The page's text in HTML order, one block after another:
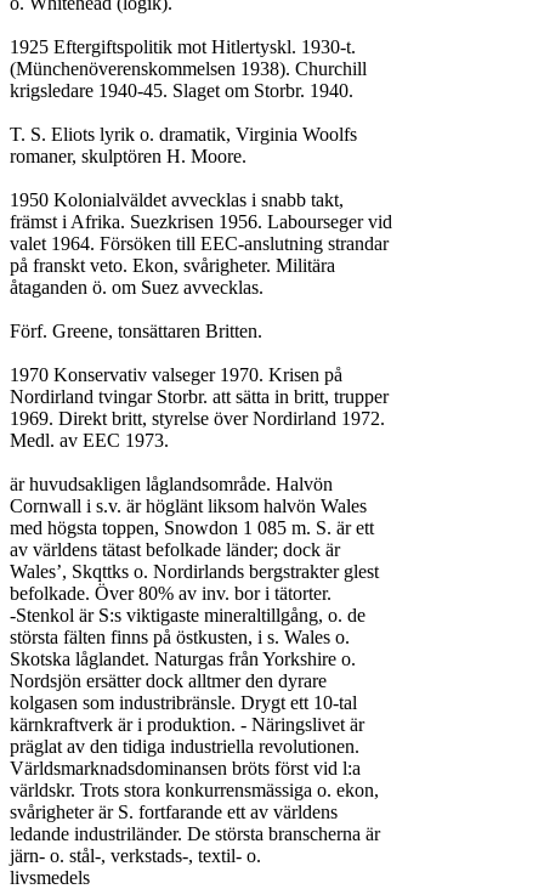
1925 Eftergiftspolitik mot Hitlertyskl. 1930-t.
(Münchenöverenskommelsen 1938). Churchill
krigsledare 1940-45. Slaget om Storbr. 1940.
T. S. Eliots lyrik o. dramatik, Virginia Woolfs
romaner, skulptören H. Moore.
1950 Kolonialväldet avvecklas i snabb takt,
främst i Afrika. Suezkrisen 1956. Labourseger vid
valet 1964. Försöken till EEC-anslutning strandar
på franskt veto. Ekon, svårigheter. Militära
åtaganden ö. om Suez avvecklas.
Förf. Greene, tonsättaren Britten.
1970 Konservativ valseger 1970. Krisen på
Nordirland tvingar Storbr. att sätta in britt, trupper
1969. Direkt britt, styrelse över Nordirland 1972.
Medl. av EEC 1973.
är huvudsakligen låglandsområde. Halvön
Cornwall i s.v. är höglänt liksom halvön Wales
med högsta toppen, Snowdon 1 085 m. S. är ett
av världens tätast befolkade länder; dock är
Wales’, Skqttks o. Nordirlands bergstrakter glest
befolkade. Över 80% av inv. bor i tätorter.
-Stenkol är S:s viktigaste mineraltillgång, o. de
största fälten finns på östkusten, i s. Wales o.
Skotska låglandet. Naturgas från Yorkshire o.
Nordsjön ersätter dock alltmer den dyrare
kolgasen som industribränsle. Drygt ett 10-tal
kärnkraftverk är i produktion. - Näringslivet är
präglat av den tidiga industriella revolutionen.
Världsmarknadsdominansen bröts först vid l:a
världskr. Trots stora konkurrensmässiga o. ekon,
svårigheter är S. fortfarande ett av världens
ledande industriländer. De största branscherna är
järn- o. stål-, verkstads-, textil- o.
livsmedels